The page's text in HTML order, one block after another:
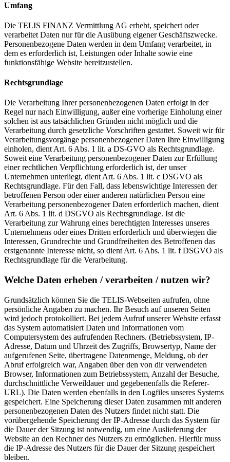
Umfang
Die TELIS FINANZ Vermittlung AG erhebt, speichert oder
verarbeitet Daten nur für die Ausübung eigener Geschäftszwecke.
Personenbezogene Daten werden in dem Umfang verarbeitet, in
dem es erforderlich ist, Leistungen oder Inhalte sowie eine
funktionsfähige Website bereitzustellen.
Rechtsgrundlage
Die Verarbeitung Ihrer personenbezogenen Daten erfolgt in der
Regel nur nach Einwilligung, außer eine vorherige Einholung einer
solchen ist aus tatsächlichen Gründen nicht möglich und die
Verarbeitung durch gesetzliche Vorschriften gestattet. Soweit wir für
Verarbeitungsvorgänge personenbezogener Daten Ihre Einwilligung
einholen, dient Art. 6 Abs. 1 lit. a DS-GVO als Rechtsgrundlage.
Soweit eine Verarbeitung personenbezogener Daten zur Erfüllung
einer rechtlichen Verpflichtung erforderlich ist, der unser
Unternehmen unterliegt, dient Art. 6 Abs. 1 lit. c DSGVO als
Rechtsgrundlage. Für den Fall, dass lebenswichtige Interessen der
betroffenen Person oder einer anderen natürlichen Person eine
Verarbeitung personenbezogener Daten erforderlich machen, dient
Art. 6 Abs. 1 lit. d DSGVO als Rechtsgrundlage. Ist die
Verarbeitung zur Wahrung eines berechtigten Interesses unseres
Unternehmens oder eines Dritten erforderlich und überwiegen die
Interessen, Grundrechte und Grundfreiheiten des Betroffenen das
erstgenannte Interesse nicht, so dient Art. 6 Abs. 1 lit. f DSGVO als
Rechtsgrundlage für die Verarbeitung.
Welche Daten erheben / verarbeiten / nutzen wir?
Grundsätzlich können Sie die TELIS-Webseiten aufrufen, ohne
persönliche Angaben zu machen. Ihr Besuch auf unseren Seiten
wird jedoch protokolliert. Bei jedem Aufruf unserer Website erfasst
das System automatisiert Daten und Informationen vom
Computersystem des aufrufenden Rechners. (Betriebssystem, IP-
Adresse, Datum und Uhrzeit des Zugriffs, Browsertyp, Name der
aufgerufenen Seite, übertragene Datenmenge, Meldung, ob der
Abruf erfolgreich war, Angaben über den von dir verwendeten
Browser, Informationen zum Betriebssystem, Anzahl der Besuche,
durchschnittliche Verweildauer und gegebenenfalls die Referer-
URL). Die Daten werden ebenfalls in den Logfiles unseres Systems
gespeichert. Eine Speicherung dieser Daten zusammen mit anderen
personenbezogenen Daten des Nutzers findet nicht statt. Die
vorübergehende Speicherung der IP-Adresse durch das System für
die Dauer der Sitzung ist notwendig, um eine Auslieferung der
Website an den Rechner des Nutzers zu ermöglichen. Hierfür muss
die IP-Adresse des Nutzers für die Dauer der Sitzung gespeichert
bleiben.